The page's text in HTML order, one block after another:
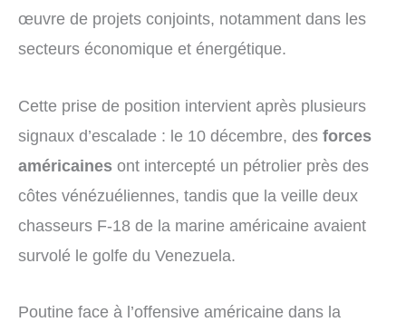
œuvre de projets conjoints, notamment dans les
secteurs économique et énergétique.
Cette prise de position intervient après plusieurs
signaux d’escalade : le 10 décembre, des forces
américaines ont intercepté un pétrolier près des
côtes vénézuéliennes, tandis que la veille deux
chasseurs F-18 de la marine américaine avaient
survolé le golfe du Venezuela.
Poutine face à l’offensive américaine dans la